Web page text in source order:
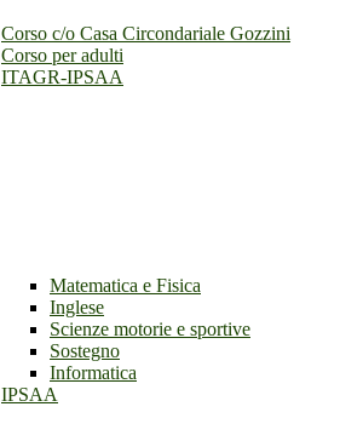
Corso c/o Casa Circondariale Gozzini
Corso per adulti
ITAGR-IPSAA
Matematica e Fisica
Inglese
Scienze motorie e sportive
Sostegno
Informatica
IPSAA